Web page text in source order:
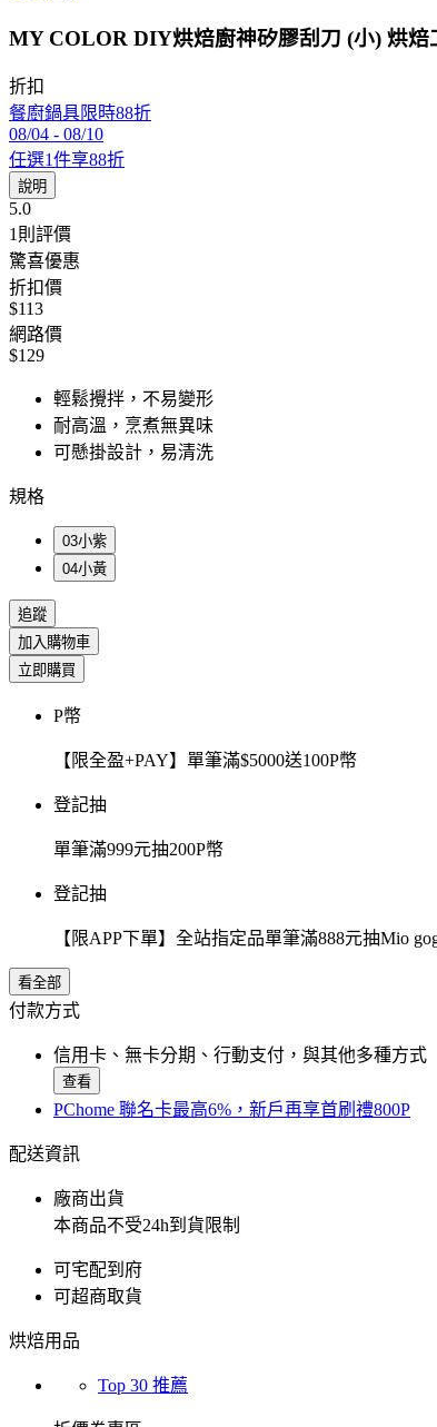
MY COLOR DIY烘焙廚神矽膠刮刀 (小) 烘焙
折扣
餐廚鍋具限時88折
08/04 - 08/10
任選1件享88折
說明
5.0
1則評價
驚喜優惠
折扣價
$113
網路價
$129
輕鬆攪拌，不易變形
耐高溫，烹煮無異味
可懸掛設計，易清洗
規格
03小紫
04小黃
追蹤
加入購物車
立即購買
P幣
【限全盈+PAY】單筆滿$5000送100P幣
登記抽
單筆滿999元抽200P幣
登記抽
【限APP下單】全站指定品單筆滿888元抽Mio
看全部
付款方式
信用卡、無卡分期、行動支付，與其他多種方式
查看
PChome 聯名卡最高6%，新戶再享首刷禮800P
配送資訊
廠商出貨
本商品不受24h到貨限制
可宅配到府
可超商取貨
烘焙用品
Top 30 推薦